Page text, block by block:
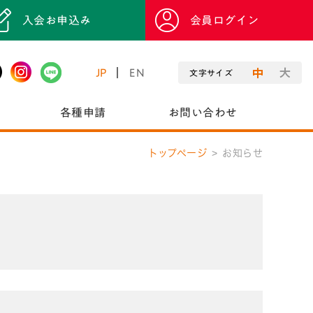
入会お申込み 会員ログイン
JP EN 文字サイズ
各種申請 お問い合わせ
トップページ お知らせ